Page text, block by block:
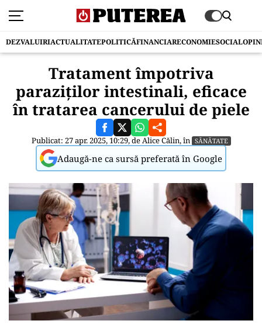
DEZVALUIRIACTUALITATEPOLITICĂFINANCIARECONOMIESOCIAL
Tratament împotriva
paraziților intestinali, eficace
în tratarea cancerului de piele
Publicat: 27 apr. 2025, 10:29, deAlice Călin, în SĂNĂTATE
Adaugă-ne ca sursă preferată în Google